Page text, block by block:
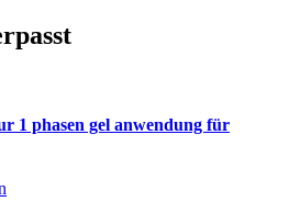
1 phasen gel anwendung für